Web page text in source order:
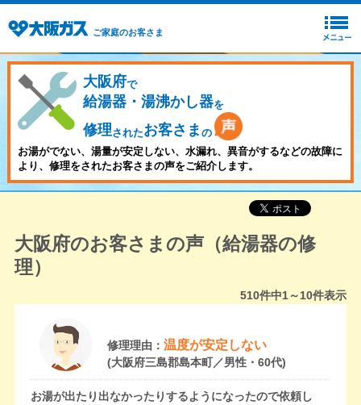
ご家庭のお客さま
大阪府で
給湯器・湯沸かし器を
修理されたお客さま の
お湯がでない、湯量が安定しない、水漏れ、異音がするなどの故障に
より、修理をされたお客さまの声をご紹介します。
大阪府のお客さまの声（給湯器の修
理）
510件中1～10件表示
修理理由： 温度が安定しない
(大阪府三島郡島本町／男性・60代)
お湯が出たり出なかったりするようになったので依頼し